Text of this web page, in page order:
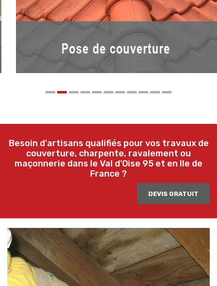
Besoin d'artisans qualifiés pour vos travaux de
couverture, charpente, ravalement ou
maçonnerie dans le Val d'Oise 95 et en Ile de
France ?
DEVIS GRATUIT